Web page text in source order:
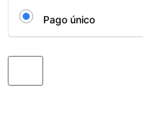
Pago único